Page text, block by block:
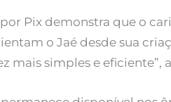
Pix demonstra que o
o Jaé desde sua
mais simples e eficiente”,